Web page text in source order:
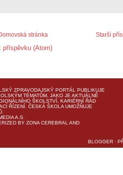
Starší
stránka
příspěvku (Atom)
ZPRAVODAJSKÝ PORTÁL PUBLIKUJE
TÉMATŮM, JAKO JE AKTUÁLNĚ
ŠKOLSTVÍ, KARIÉRNÍ ŘÁD
ŘÍZENÍ. ČESKÁ ŠKOLA UMOŽŇUJE
A.S.
BY ZONA CEREBRAL AND
BLOGGER ·